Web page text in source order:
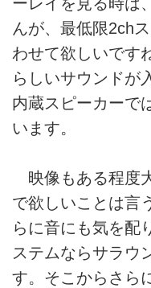
んが、最低限2ch
わせて欲しいです
らしいサウンドが
内蔵スピーカーで
います。
映像もある程度
で欲しいことは言
らに音にも気を配
ステムならサラウ
す。そこからさら